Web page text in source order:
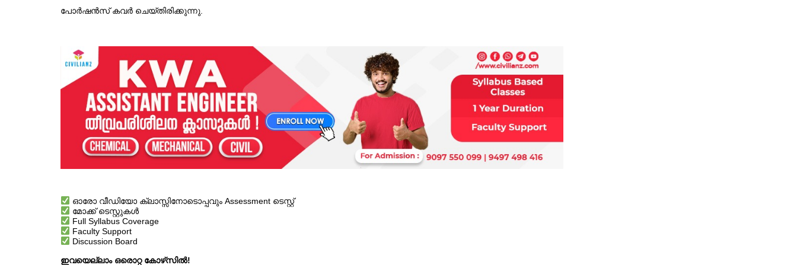
പോർഷൻസ് കവർ ചെയ്തിരിക്കുന്നു.
ഓരോ വീഡിയോ ക്ലാസ്സിനോടൊപ്പവും Assessment ടെസ്റ്റ്
മോക്ക് ടെസ്റ്റുകൾ
Full Syllabus Coverage
Faculty Support
Discussion Board
ഇവയെല്ലാം ഒരൊറ്റ കോഴ്‌സിൽ!